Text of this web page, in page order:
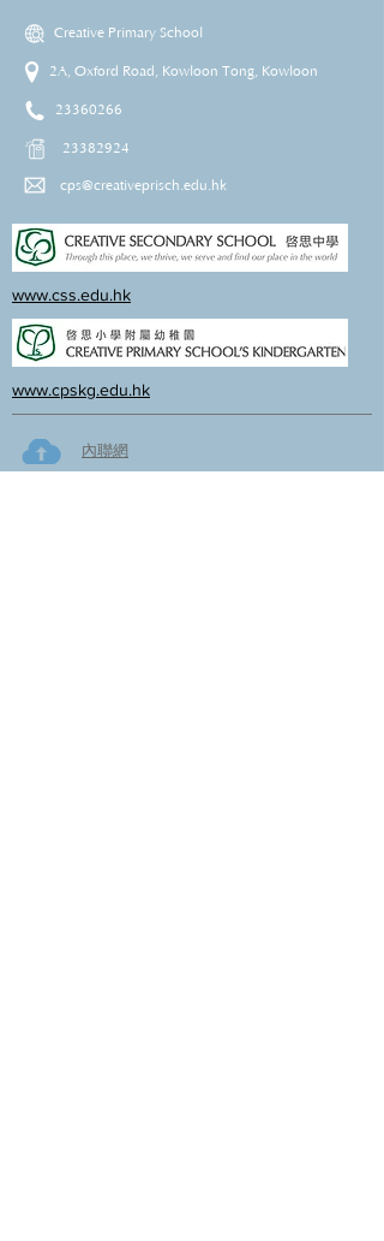
Creative Primary School
2A, Oxford Road, Kowloon Tong, Kowloon
23360266
23382924
cps@creativeprisch.edu.hk
www.css.edu.hk
www.cpskg.edu.hk
內聯網